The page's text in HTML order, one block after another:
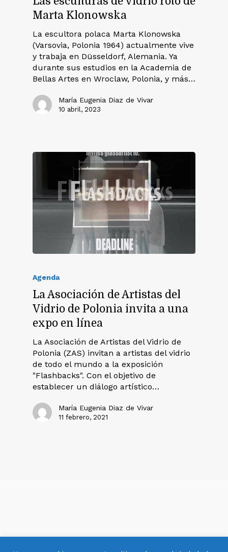
Marta Klonowska
La escultora polaca Marta Klonowska
(Varsovia, Polonia 1964) actualmente vive
y trabaja en Düsseldorf, Alemania. Ya
durante sus estudios en la Academia de
Bellas Artes en Wroclaw, Polonia, y más…
María Eugenia Diaz de Vivar
10 abril, 2023
Agenda
La Asociación de Artistas del
Vidrio de Polonia invita a una
expo en línea
La Asociación de Artistas del Vidrio de
Polonia (ZAS) invitan a artistas del vidrio
de todo el mundo a la exposición
"Flashbacks". Con el objetivo de
establecer un diálogo artístico…
María Eugenia Diaz de Vivar
11 febrero, 2021